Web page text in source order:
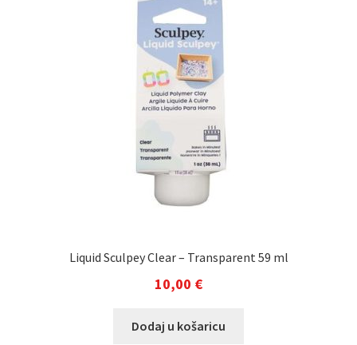
Liquid Sculpey Clear – Transparent 59 ml
10,00 €
Dodaj u košaricu